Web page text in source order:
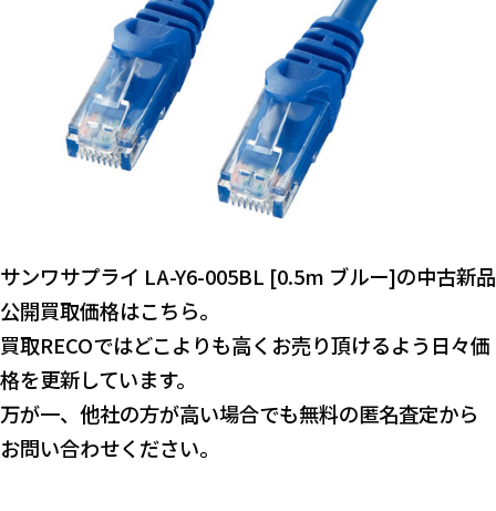
サンワサプライ LA-Y6-005BL [0.5m ブルー]の中古新品
公開買取価格はこちら。
買取RECOではどこよりも高くお売り頂けるよう日々価
格を更新しています。
万が一、他社の方が高い場合でも無料の匿名査定から
お問い合わせください。